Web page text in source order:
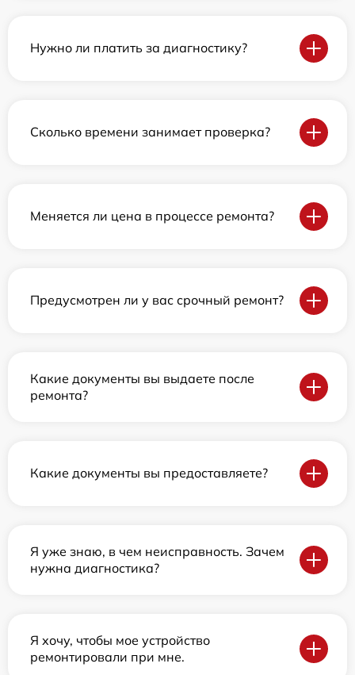
Нужно ли платить за диагностику?
Сколько времени занимает проверка?
Меняется ли цена в процессе ремонта?
Предусмотрен ли у вас срочный ремонт?
Какие документы вы выдаете после
ремонта?
Какие документы вы предоставляете?
Я уже знаю, в чем неисправность. Зачем
нужна диагностика?
Я хочу, чтобы мое устройство
ремонтировали при мне.